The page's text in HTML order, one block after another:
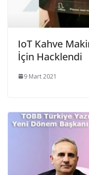
IoT Kahve
İçin Hacklendi
9 Mart 2021